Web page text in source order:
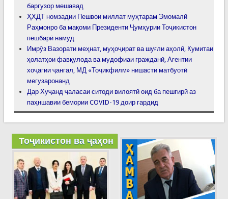
баргузор мешавад
ҲХДТ номзадии Пешвои миллат муҳтарам Эмомалӣ
Раҳмонро ба мақоми Президенти Ҷумҳурии Тоҷикистон
пешбарӣ намуд
Имрӯз Вазорати меҳнат, муҳоҷират ва шуғли аҳолӣ, Кумитаи
ҳолатҳои фавқулода ва мудофиаи гражданӣ, Агентии
хоҷагии ҷангал, МД «Тоҷикфилм» нишасти матбуотӣ
мегузаронанд
Дар Хуҷанд ҷаласаи ситоди вилоятӣ оид ба пешгирӣ аз
паҳншавии бемории COVID-19 доир гардид
Тоҷикистон ва ҷаҳон